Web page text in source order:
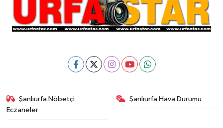
Şanlıurfa Nöbetçi
Eczaneler
Şanlıurfa Hava Durumu